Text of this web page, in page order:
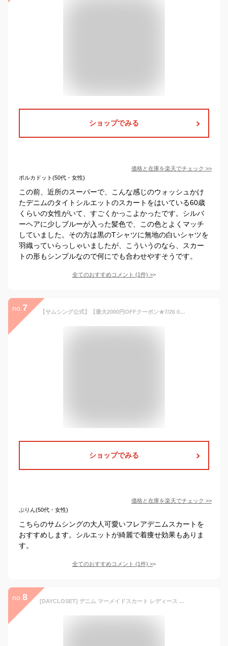
ショップでみる
価格と在庫を楽天でチェック >>
ポルカドット(50代・女性)
この前、近所のスーパーで、こんな感じのウォッシュかけ
たデニムのタイトシルエットのスカートをはいている60歳
くらいの女性がいて、すごくかっこよかったです。シルバ
ーヘアに少しブルーが入った髪色で、この色とよくマッチ
していました。その方は黒のTシャツに無地の白いシャツを
羽織っていらっしゃいましたが、こういうのなら、スカー
トの形もシンプルなので何にでも合わせやすそうです。
全てのおすすめコメント (1件) >
no. 7 【サムシング公式】【最大2000円OFFクーポン★7/26 01:59まで】フレアデニムスカート SOMETHING ロングスカート デニムスカート ストレッチデニム レディース SKT983
ショップでみる
価格と在庫を楽天でチェック >>
ぷりん(50代・女性)
こちらのサムシングの大人可愛いフレアデニムスカートを
おすすめします。シルエットが綺麗で着痩せ効果もありま
す。
全てのおすすめコメント (1件) >
no. 8 [DAYCLOSET] デニム マーメイドスカート レディース ロング丈 薄手 ハイウエスト 裾フリンジ 春夏秋 skirt007 (M, ダークブルー)